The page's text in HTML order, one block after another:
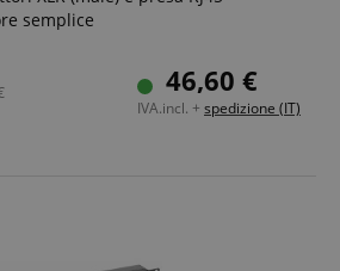
semplice
segnali analogici o digitali tramite
combinabili a piacere
con cavi schermati a partire da Cat5
46,60 €
IVA.incl. + spedizione (IT)